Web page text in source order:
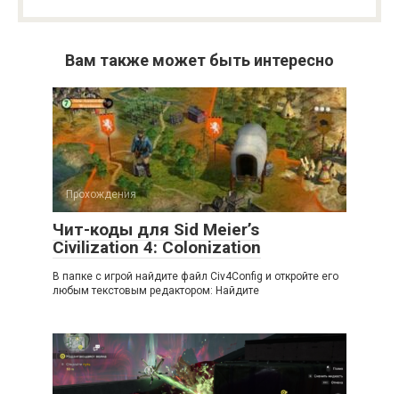
Вам также может быть интересно
Прохождения
Чит-коды для Sid Meier’s
Civilization 4: Colonization
В папке с игрой найдите файл Civ4Config и откройте его
любым текстовым редактором: Найдите